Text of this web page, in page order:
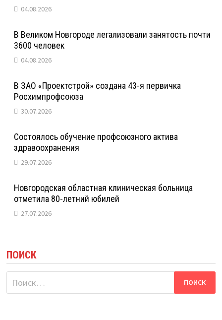
04.08.2026
В Великом Новгороде легализовали занятость почти
3600 человек
04.08.2026
В ЗАО «Проектстрой» создана 43-я первичка
Росхимпрофсоюза
30.07.2026
Состоялось обучение профсоюзного актива
здравоохранения
29.07.2026
Новгородская областная клиническая больница
отметила 80-летний юбилей
27.07.2026
ПОИСК
Найти: